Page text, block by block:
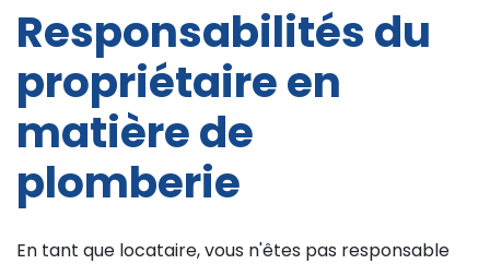
Responsabilités du
propriétaire en
matière de
plomberie
En tant que locataire, vous n'êtes pas responsable